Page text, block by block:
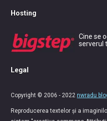
Hosting
Cine se
serverul
Legal
Copyright © 2006 - 2022nwradu
Reproducerea textelor și a